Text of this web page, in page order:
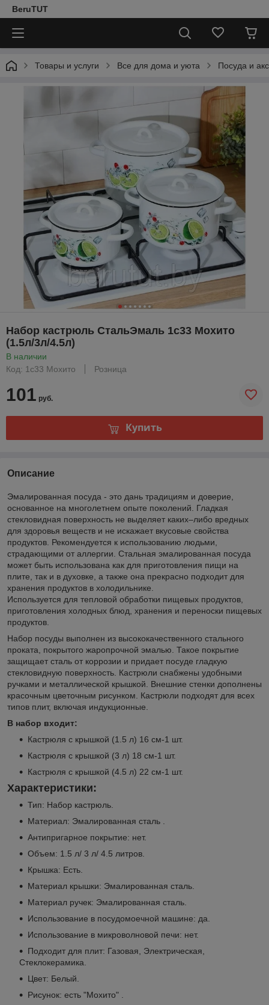
BeruTUT
Товары и услуги Все для дома и уюта Посуда и
Набор кастрюль СтальЭмаль 1c33 Мохито
(1.5л/3л/4.5л)
В наличии
Код: 1c33 Мохито
Розница
101 руб.
Купить
Описание
Эмалированная посуда - это дань традициям и доверие,
основанное на многолетнем опыте поколений. Гладкая
стекловидная поверхность не выделяет каких–либо вредных
для здоровья веществ и не искажает вкусовые свойства
продуктов. Рекомендуется к использованию людьми,
страдающими от аллергии. Стальная эмалированная посуда
может быть использована как для приготовления пищи на
плите, так и в духовке, а также она прекрасно подходит для
хранения продуктов в холодильнике.
Используется для тепловой обработки пищевых продуктов,
приготовления холодных блюд, хранения и переноски пищевых
продуктов.
Набор посуды выполнен из высококачественного стального
проката, покрытого жаропрочной эмалью. Такое покрытие
защищает сталь от коррозии и придает посуде гладкую
стекловидную поверхность. Кастрюли снабжены удобными
ручками и металлической крышкой. Внешние стенки дополнены
красочным цветочным рисунком. Кастрюли подходят для всех
типов плит, включая индукционные.
В набор входит:
Кастрюля с крышкой (1.5 л) 16 см-1 шт.
Кастрюля с крышкой (3 л) 18 см-1 шт.
Кастрюля с крышкой (4.5 л) 22 см-1 шт.
Характеристики:
Тип: Набор кастрюль.
Материал: Эмалированная сталь .
Антипригарное покрытие: нет.
Объем: 1.5 л/ 3 л/ 4.5 литров.
Крышка: Есть.
Материал крышки: Эмалированная сталь.
Материал ручек: Эмалированная сталь.
Использование в посудомоечной машине: да.
Использование в микроволновой печи: нет.
Подходит для плит: Газовая, Электрическая,
Стеклокерамика.
Цвет: Белый.
Рисунок: есть "Мохито" .